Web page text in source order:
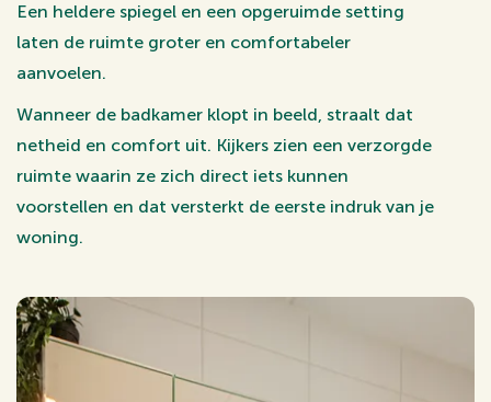
Een heldere spiegel en een opgeruimde setting
laten de ruimte groter en comfortabeler
aanvoelen.
Wanneer de badkamer klopt in beeld, straalt dat
netheid en comfort uit. Kijkers zien een verzorgde
ruimte waarin ze zich direct iets kunnen
voorstellen en dat versterkt de eerste indruk van je
woning.